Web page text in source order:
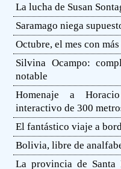
La lucha de Susan
Saramago niega
Octubre, el mes con
Silvina Ocampo:
notable
Homenaje a
interactivo de 300
El fantástico viaje a
Bolivia, libre de
La provincia de